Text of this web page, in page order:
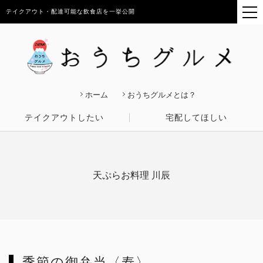
テイクアウト・配達可能な飲食店を一挙公開
ホーム おうちグルメとは？
テイクアウトしたい 宅配してほしい
天ぷらお料理 川辰